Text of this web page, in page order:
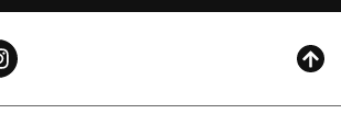
Instagram